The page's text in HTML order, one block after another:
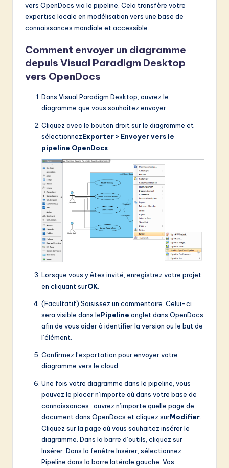
vers OpenDocs via le pipeline. Cela transfère votre
expertise locale en modélisation vers une base de
connaissances mondiale et accessible.
Comment envoyer un diagramme
depuis Visual Paradigm Desktop
vers OpenDocs
Dans Visual Paradigm Desktop, ouvrez le
diagramme que vous souhaitez envoyer.
Cliquez avec le bouton droit sur le diagramme et
sélectionnezExporter > Envoyer vers le
pipeline OpenDocs
Lorsque vous y êtes invité, enregistrez votre projet
en cliquant surOK
(Facultatif) Saisissez un commentaire. Celui-ci
sera visible dans lePipeline onglet dans OpenDocs
afin de vous aider à identifier la version ou le but de
l’élément.
Confirmez l’exportation pour envoyer votre
diagramme vers le cloud.
Une fois votre diagramme dans le pipeline, vous
pouvez le placer n’importe où dans votre base de
connaissances : ouvrez n’importe quelle page de
document dans OpenDocs et cliquez surModifier
Cliquez sur la page où vous souhaitez insérer le
diagramme. Dans la barre d’outils, cliquez sur
Insérer. Dans la fenêtre Insérer, sélectionnez
Pipeline dans la barre latérale gauche. Vos